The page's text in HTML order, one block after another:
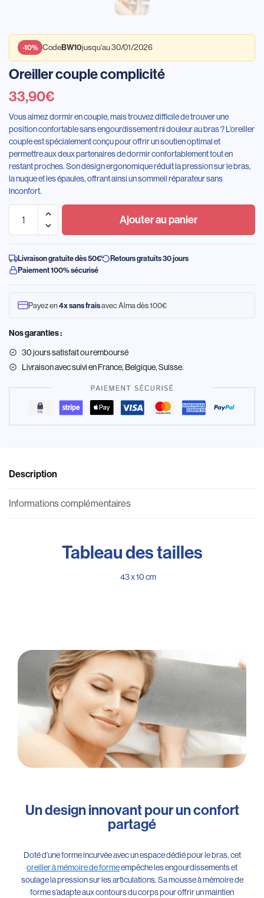
-10% CodeBW10jusqu'au 30/01/2026
Oreiller couple complicité
33,90€
Vous aimez dormir en couple, mais trouvez difficile de trouver une
position confortable sans engourdissement ni douleur au bras ? L’oreiller
couple est spécialement conçu pour offrir un soutien optimal et
permettre aux deux partenaires de dormir confortablement tout en
restant proches. Son design ergonomique réduit la pression sur le bras,
la nuque et les épaules, offrant ainsi un sommeil réparateur sans
inconfort.
Ajouter au panier
Livraison gratuite dès 50€
Retours gratuits 30 jours
Paiement 100% sécurisé
Payez en4x sans fraisavec Alma dès 100€
Nos garanties :
30 jours satisfait ou remboursé
Livraisonavec suivi en France, Belgique, Suisse.
Description
Informations complémentaires
Tableau des tailles
43 x 10 cm
Un design innovant pour un confort
partagé
Doté d’une forme incurvée avec un espace dédié pour le bras, cet
oreiller à mémoire de formeempêche les engourdissements et
soulage la pression sur les articulations. Sa mousse à mémoire de
forme s’adapte aux contours du corps pour offrir un maintien